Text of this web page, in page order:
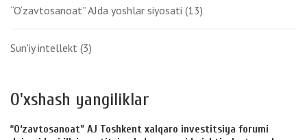
“O‘zavtosanoat” AJda yoshlar siyosati (13)
Sun'iy intellekt (3)
O'xshash yangiliklar
“O‘zavtosanoat” AJ Toshkent xalqaro investitsiya forumi